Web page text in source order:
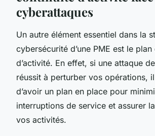
cyberattaques
Un autre élément essentiel dans la
cybersécurité d’une PME est le
d’activité. En effet, si une attaque
réussit à perturber vos opérations,
d’avoir un plan en place pour
interruptions de service et assurer
vos activités.